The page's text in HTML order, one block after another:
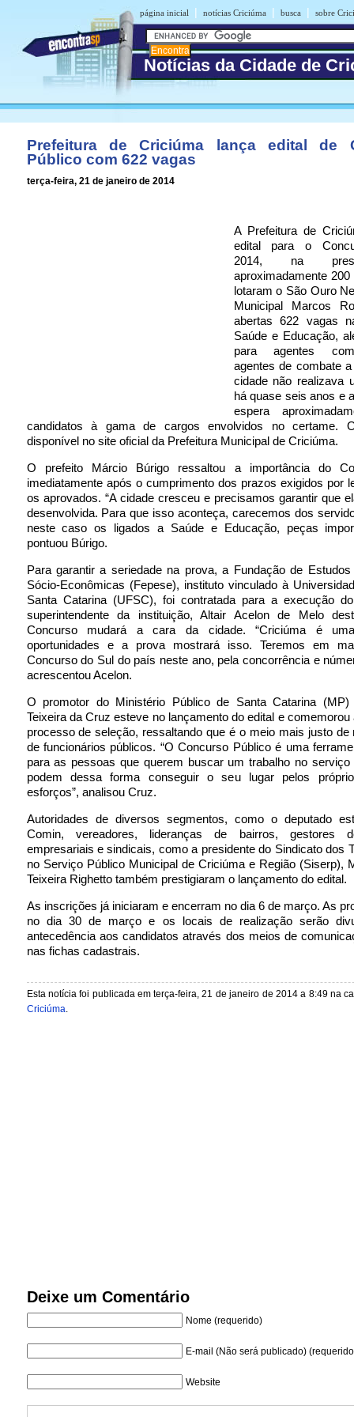
página inicial | notícias Criciúma | busca | sobre
Notícias da Cidade de
Prefeitura de Criciúma lança edital de
Público com 622 vagas
terça-feira, 21 de janeiro de 2014
A Prefeitura de
edital para o
2014, na
aproximadamente
lotaram o São Ouro
Municipal Marcos
abertas 622 vagas
Saúde e Educação,
para agentes
agentes de combate
cidade não realizava
há quase seis anos e
espera
candidatos à gama de cargos envolvidos no certame.
disponível no site oficial da Prefeitura Municipal de Criciúma.
O prefeito Márcio Búrigo ressaltou a importância do
imediatamente após o cumprimento dos prazos exigidos por
os aprovados. “A cidade cresceu e precisamos garantir que
desenvolvida. Para que isso aconteça, carecemos dos
neste caso os ligados a Saúde e Educação, peças
pontuou Búrigo.
Para garantir a seriedade na prova, a Fundação de
Sócio-Econômicas (Fepese), instituto vinculado à
Santa Catarina (UFSC), foi contratada para a execução
superintendente da instituição, Altair Acelon de Melo
Concurso mudará a cara da cidade. “Criciúma é
oportunidades e a prova mostrará isso. Teremos em
Concurso do Sul do país neste ano, pela concorrência e
acrescentou Acelon.
O promotor do Ministério Público de Santa Catarina (MP)
Teixeira da Cruz esteve no lançamento do edital e comemorou
processo de seleção, ressaltando que é o meio mais justo de
de funcionários públicos. “O Concurso Público é uma
para as pessoas que querem buscar um trabalho no serviço
podem dessa forma conseguir o seu lugar pelos
esforços”, analisou Cruz.
Autoridades de diversos segmentos, como o deputado
Comin, vereadores, lideranças de bairros, gestores
empresariais e sindicais, como a presidente do Sindicato dos
no Serviço Público Municipal de Criciúma e Região (Siserp),
Teixeira Righetto também prestigiaram o lançamento do edital.
As inscrições já iniciaram e encerram no dia 6 de março. As
no dia 30 de março e os locais de realização serão
antecedência aos candidatos através dos meios de
nas fichas cadastrais.
Esta notícia foi publicada em terça-feira, 21 de janeiro de 2014 a 8:49 na
Criciúma.
Deixe um Comentário
Nome (requerido)
E-mail (Não será publicado)
Website